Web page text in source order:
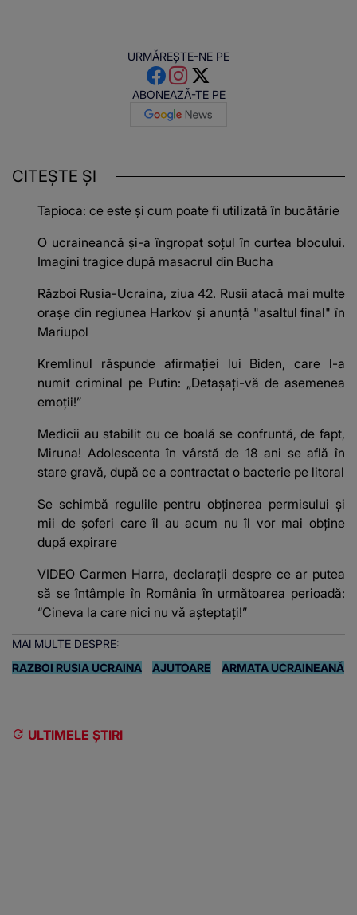
URMĂREȘTE-NE PE
ABONEAZĂ-TE PE
CITEȘTE ȘI
Tapioca: ce este și cum poate fi utilizată în bucătărie
O ucraineancă și-a îngropat soțul în curtea blocului.
Imagini tragice după masacrul din Bucha
Război Rusia-Ucraina, ziua 42. Rusii atacă mai multe
orașe din regiunea Harkov și anunță "asaltul final" în
Mariupol
Kremlinul răspunde afirmației lui Biden, care l-a
numit criminal pe Putin: „Detașați-vă de asemenea
emoții!”
Medicii au stabilit cu ce boală se confruntă, de fapt,
Miruna! Adolescenta în vârstă de 18 ani se află în
stare gravă, după ce a contractat o bacterie pe litoral
Se schimbă regulile pentru obținerea permisului și
mii de șoferi care îl au acum nu îl vor mai obține
după expirare
VIDEO Carmen Harra, declarații despre ce ar putea
să se întâmple în România în următoarea perioadă:
“Cineva la care nici nu vă așteptați!”
MAI MULTE DESPRE:
RAZBOI RUSIA UCRAINA
AJUTOARE ARMATA UCRAINEANĂ
ULTIMELE ȘTIRI